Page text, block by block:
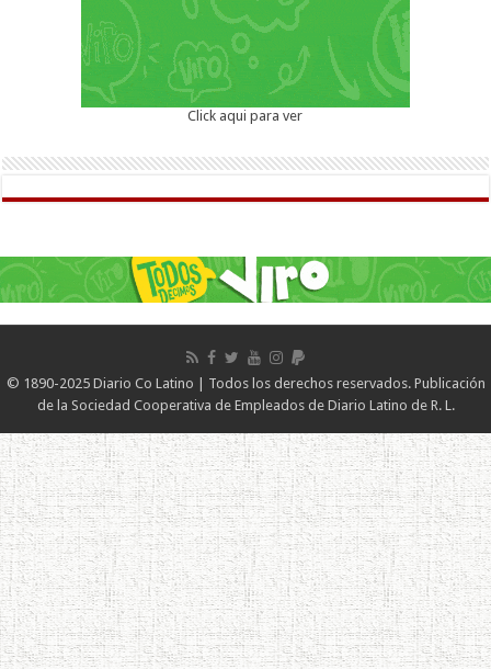
Click aqui para ver
© 1890-2025 Diario Co Latino | Todos los derechos reservados. Publicación
de la Sociedad Cooperativa de Empleados de Diario Latino de R. L.